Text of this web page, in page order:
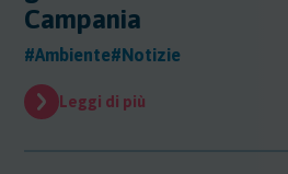
Regioni - Molise
Regioni - Piemonte
Regioni - Sardegna
Sicurezza - Rischio
Sicurezza - Stress Lavoro-
Sicurezza - Seveso
Sicurezza - Rumore
Sostanze - GHS/CLP/REACH
Trasporti
Campania
#Ambiente#Notizie
Leggi di più